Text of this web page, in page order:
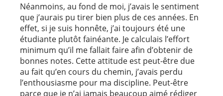
Néanmoins, au fond de moi, j’avais le sentiment
que j’aurais pu tirer bien plus de ces années. En
effet, si je suis honnête, j’ai toujours été une
étudiante plutôt fainéante. Je calculais l’effort
minimum qu’il me fallait faire afin d’obtenir de
bonnes notes. Cette attitude est peut-être due
au fait qu’en cours du chemin, j’avais perdu
l’enthousiasme pour ma discipline. Peut-être
parce que je n’ai jamais beaucoup aimé rédiger